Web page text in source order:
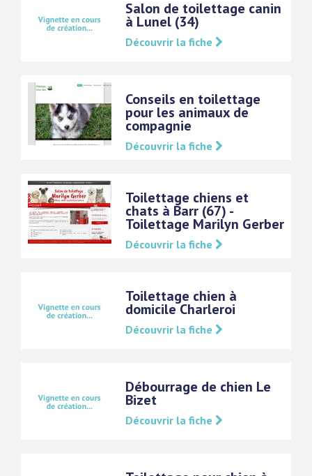
Salon de toilettage canin
à Lunel (34)
Découvrir la fiche
Conseils en toilettage
pour les animaux de
compagnie
Découvrir la fiche
Toilettage chiens et
chats à Barr (67) -
Toilettage Marilyn Gerber
Découvrir la fiche
Toilettage chien à
domicile Charleroi
Découvrir la fiche
Débourrage de chien Le
Bizet
Découvrir la fiche